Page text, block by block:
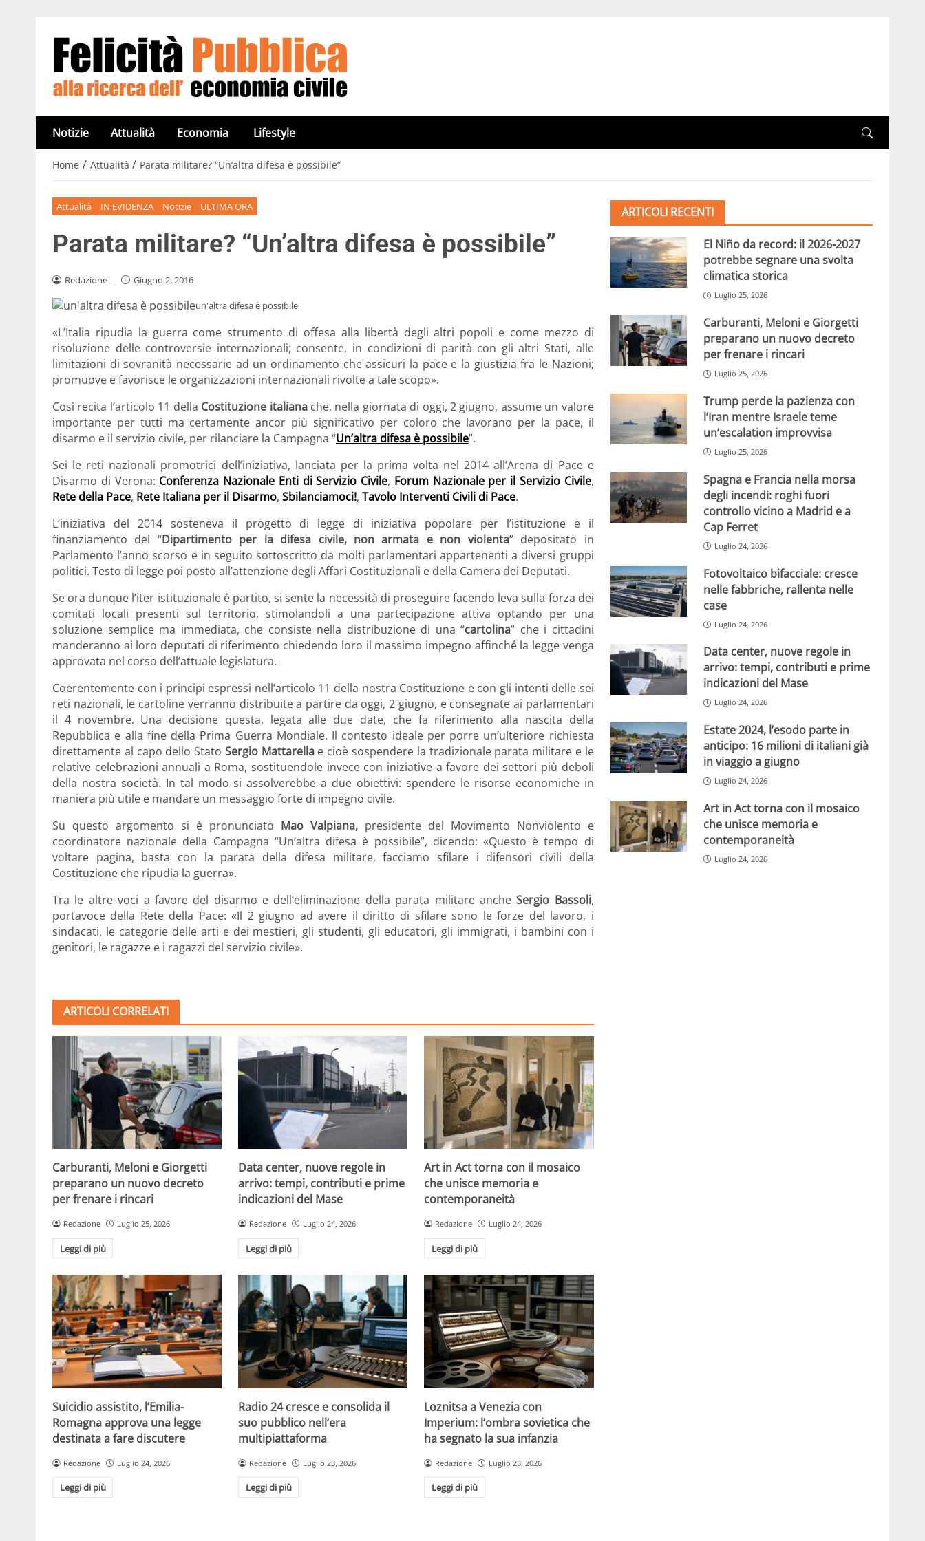
Notizie Attualità Economia Lifestyle
Home / Attualità / Parata militare? “Un’altra difesa è possibile”
Attualità IN EVIDENZA Notizie ULTIMA ORA
Parata militare? “Un’altra difesa è possibile”
Redazione - Giugno 2, 2016
un'altra difesa è possibile
«L’Italia ripudia la guerra come strumento di offesa alla libertà degli altri popoli e come mezzo di
risoluzione delle controversie internazionali; consente, in condizioni di parità con gli altri Stati, alle
limitazioni di sovranità necessarie ad un ordinamento che assicuri la pace e la giustizia fra le Nazioni;
promuove e favorisce le organizzazioni internazionali rivolte a tale scopo».
Così recita l’articolo 11 della Costituzione italianache, nella giornata di oggi, 2 giugno, assume un valore
importante per tutti ma certamente ancor più significativo per coloro che lavorano per la pace, il
disarmo e il servizio civile, per rilanciare la Campagna “Un’altra difesa è possibile”.
Sei le reti nazionali promotrici dell’iniziativa, lanciata per la prima volta nel 2014 all’Arena di Pace e
Disarmo di Verona: Conferenza Nazionale Enti di Servizio Civile, Forum Nazionale per il Servizio Civile,
Rete della Pace, Rete Italiana per il Disarmo, Sbilanciamoci!, Tavolo Interventi Civili di Pace.
L’iniziativa del 2014 sosteneva il progetto di legge di iniziativa popolare per l’istituzione e il
finanziamento del “Dipartimento per la difesa civile, non armata e non violenta” depositato in
Parlamento l’anno scorso e in seguito sottoscritto da molti parlamentari appartenenti a diversi gruppi
politici. Testo di legge poi posto all’attenzione degli Affari Costituzionali e della Camera dei Deputati.
Se ora dunque l’iter istituzionale è partito, si sente la necessità di proseguire facendo leva sulla forza dei
comitati locali presenti sul territorio, stimolandoli a una partecipazione attiva optando per una
soluzione semplice ma immediata, che consiste nella distribuzione di una “cartolina” che i cittadini
manderanno ai loro deputati di riferimento chiedendo loro il massimo impegno affinché la legge venga
approvata nel corso dell’attuale legislatura.
Coerentemente con i principi espressi nell’articolo 11 della nostra Costituzione e con gli intenti delle sei
reti nazionali, le cartoline verranno distribuite a partire da oggi, 2 giugno, e consegnate ai parlamentari
il 4 novembre. Una decisione questa, legata alle due date, che fa riferimento alla nascita della
Repubblica e alla fine della Prima Guerra Mondiale. Il contesto ideale per porre un’ulteriore richiesta
direttamente al capo dello Stato Sergio Mattarellae cioè sospendere la tradizionale parata militare e le
relative celebrazioni annuali a Roma, sostituendole invece con iniziative a favore dei settori più deboli
della nostra società. In tal modo si assolverebbe a due obiettivi: spendere le risorse economiche in
maniera più utile e mandare un messaggio forte di impegno civile.
Su questo argomento si è pronunciato Mao Valpiana,presidente del Movimento Nonviolento e
coordinatore nazionale della Campagna “Un’altra difesa è possibile”, dicendo: «Questo è tempo di
voltare pagina, basta con la parata della difesa militare, facciamo sfilare i difensori civili della
Costituzione che ripudia la guerra».
Tra le altre voci a favore del disarmo e dell’eliminazione della parata militare ancheSergio Bassoli,
portavoce della Rete della Pace: «Il 2 giugno ad avere il diritto di sfilare sono le forze del lavoro, i
sindacati, le categorie delle arti e dei mestieri, gli studenti, gli educatori, gli immigrati, i bambini con i
genitori, le ragazze e i ragazzi del servizio civile».
ARTICOLI CORRELATI
Carburanti, Meloni e Giorgetti
preparano un nuovo decreto
per frenare i rincari
Redazione Luglio 25, 2026
Leggi di più
Data center, nuove regole in
arrivo: tempi, contributi e prime
indicazioni del Mase
Redazione Luglio 24, 2026
Leggi di più
Art in Act torna con il mosaico
che unisce memoria e
contemporaneità
Redazione Luglio 24, 2026
Leggi di più
Suicidio assistito, l’Emilia-
Romagna approva una legge
destinata a fare discutere
Redazione Luglio 24, 2026
Leggi di più
Radio 24 cresce e consolida il
suo pubblico nell’era
multipiattaforma
Redazione Luglio 23, 2026
Leggi di più
Loznitsa a Venezia con
Imperium: l’ombra sovietica che
ha segnato la sua infanzia
Redazione Luglio 23, 2026
Leggi di più
ARTICOLI RECENTI
El Niño da record: il 2026-2027
potrebbe segnare una svolta
climatica storica
Luglio 25, 2026
Carburanti, Meloni e Giorgetti
preparano un nuovo decreto
per frenare i rincari
Luglio 25, 2026
Trump perde la pazienza con
l’Iran mentre Israele teme
un’escalation improvvisa
Luglio 25, 2026
Spagna e Francia nella morsa
degli incendi: roghi fuori
controllo vicino a Madrid e a
Cap Ferret
Luglio 24, 2026
Fotovoltaico bifacciale: cresce
nelle fabbriche, rallenta nelle
case
Luglio 24, 2026
Data center, nuove regole in
arrivo: tempi, contributi e prime
indicazioni del Mase
Luglio 24, 2026
Estate 2024, l’esodo parte in
anticipo: 16 milioni di italiani già
in viaggio a giugno
Luglio 24, 2026
Art in Act torna con il mosaico
che unisce memoria e
contemporaneità
Luglio 24, 2026